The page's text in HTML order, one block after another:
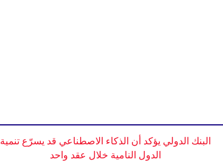
البنك الدولي يؤكد أن الذكاء الاصطناعي قد يسرّع تنمية
الدول النامية خلال عقد واحد